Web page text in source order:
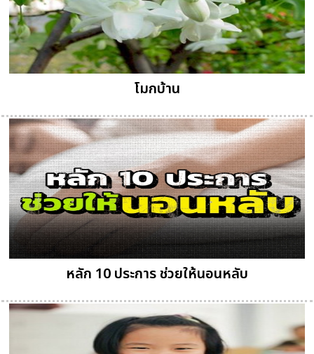
โมกบ้าน
หลัก 10 ประการ ช่วยให้นอนหลับ